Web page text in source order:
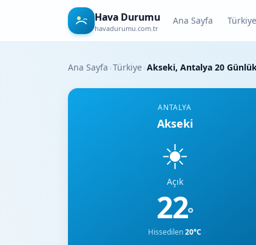
Hava Durumu
havadurumu.com.tr
Ana Sayfa Türkiye
Ana Sayfa ›Türkiye›Akseki, Antalya 20
ANTALYA
Akseki
☀️
Açık
22°
Hissedilen20°C